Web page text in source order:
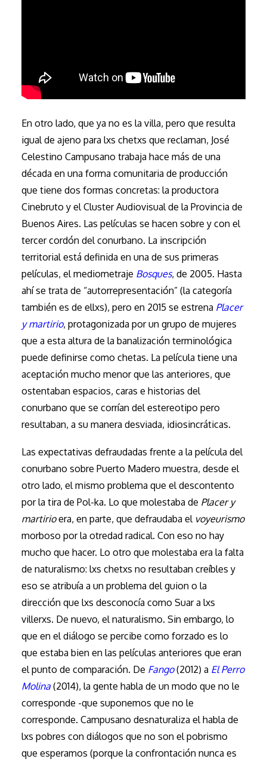
En otro lado, que ya no es la villa, pero que resulta
igual de ajeno para lxs chetxs que reclaman, José
Celestino Campusano trabaja hace más de una
década en una forma comunitaria de producción
que tiene dos formas concretas: la productora
Cinebruto y el Cluster Audiovisual de la Provincia de
Buenos Aires. Las películas se hacen sobre y con el
tercer cordón del conurbano. La inscripción
territorial está definida en una de sus primeras
películas, el mediometraje Bosques, de 2005. Hasta
ahí se trata de “autorrepresentación” (la categoría
también es de ellxs), pero en 2015 se estrena Placer
y martirio, protagonizada por un grupo de mujeres
que a esta altura de la banalización terminológica
puede definirse como chetas. La película tiene una
aceptación mucho menor que las anteriores, que
ostentaban espacios, caras e historias del
conurbano que se corrían del estereotipo pero
resultaban, a su manera desviada, idiosincráticas.
Las expectativas defraudadas frente a la película del
conurbano sobre Puerto Madero muestra, desde el
otro lado, el mismo problema que el descontento
por la tira de Pol-ka. Lo que molestaba de Placer y
martirioera, en parte, que defraudaba el voyeurismo
morboso por la otredad radical. Con eso no hay
mucho que hacer. Lo otro que molestaba era la falta
de naturalismo: lxs chetxs no resultaban creíbles y
eso se atribuía a un problema del guion o la
dirección que lxs desconocía como Suar a lxs
villerxs. De nuevo, el naturalismo. Sin embargo, lo
que en el diálogo se percibe como forzado es lo
que estaba bien en las películas anteriores que eran
el punto de comparación. De Fango(2012) a El Perro
Molina (2014), la gente habla de un modo que no le
corresponde -que suponemos que no le
corresponde. Campusano desnaturaliza el habla de
lxs pobres con diálogos que no son el pobrismo
que esperamos (porque la confrontación nunca es